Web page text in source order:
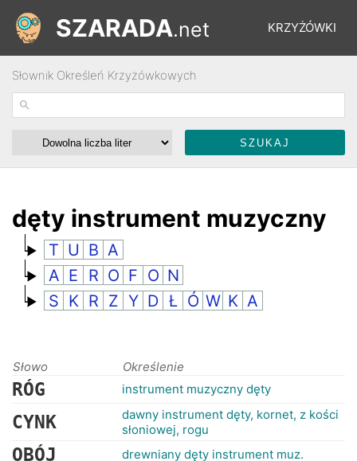
KRZYŻÓWKI
ŁAMIGŁÓWKI
SZARADA.net
Słownik Określeń Krzyżówkowych
dęty instrument muzyczny
T U B A
A E R O F O N
S K R Z Y D Ł Ó W K A
Słowo Określenie
RÓG instrument muzyczny dęty
CYNK
dawny instrument dęty, kornet, z kości
słoniowej, rogu
OBÓJ drewniany dęty instrument muz.